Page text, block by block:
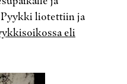
Pyykki liotettiin ja
eli